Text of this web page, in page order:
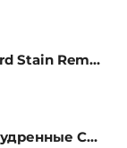
Пятновыводитель Grass Hard Stain Remover, 600мл
Перчатки виниловые неопудренные CTP-BS, размер S